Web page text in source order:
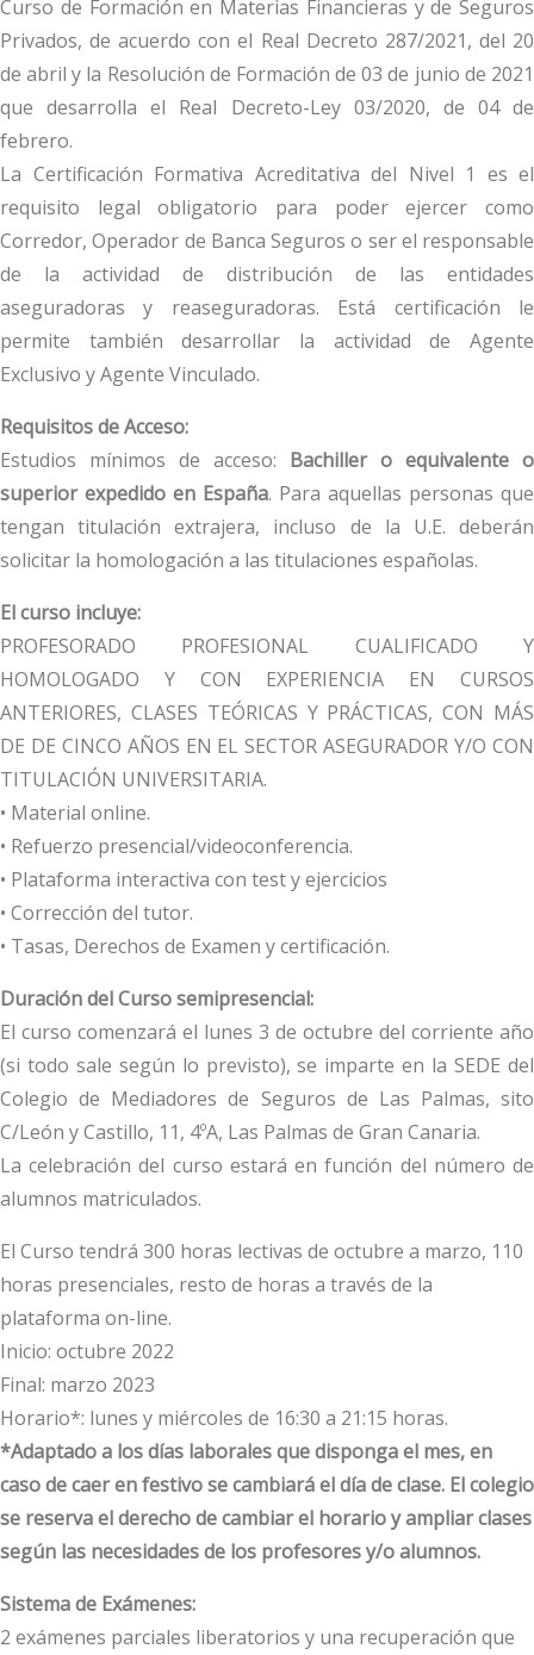
Curso de Formación en Materias Financieras y de Seguros
Privados, de acuerdo con el Real Decreto 287/2021, del 20
de abril y la Resolución de Formación de 03 de junio de 2021
que desarrolla el Real Decreto-Ley 03/2020, de 04 de
febrero.
La Certificación Formativa Acreditativa del Nivel 1 es el
requisito legal obligatorio para poder ejercer como
Corredor, Operador de Banca Seguros o ser el responsable
de la actividad de distribución de las entidades
aseguradoras y reaseguradoras. Está certificación le
permite también desarrollar la actividad de Agente
Exclusivo y Agente Vinculado.
Requisitos de Acceso:
Estudios mínimos de acceso: Bachiller o equivalente o
superior expedido en España. Para aquellas personas que
tengan titulación extrajera, incluso de la U.E. deberán
solicitar la homologación a las titulaciones españolas.
El curso incluye:
PROFESORADO PROFESIONAL CUALIFICADO Y
HOMOLOGADO Y CON EXPERIENCIA EN CURSOS
ANTERIORES, CLASES TEÓRICAS Y PRÁCTICAS, CON MÁS
DE DE CINCO AÑOS EN EL SECTOR ASEGURADOR Y/O CON
TITULACIÓN UNIVERSITARIA.
• Material online.
• Refuerzo presencial/videoconferencia.
• Plataforma interactiva con test y ejercicios
• Corrección del tutor.
• Tasas, Derechos de Examen y certificación.
Duración del Curso semipresencial:
El curso comenzará el lunes 3 de octubre del corriente año
(si todo sale según lo previsto), se imparte en la SEDE del
Colegio de Mediadores de Seguros de Las Palmas, sito
C/León y Castillo, 11, 4ºA, Las Palmas de Gran Canaria.
La celebración del curso estará en función del número de
alumnos matriculados.
El Curso tendrá 300 horas lectivas de octubre a marzo, 110
horas presenciales, resto de horas a través de la
plataforma on-line.
Inicio: octubre 2022
Final: marzo 2023
Horario*: lunes y miércoles de 16:30 a 21:15 horas.
*Adaptado a los días laborales que disponga el mes, en
caso de caer en festivo se cambiará el día de clase. El colegio
se reserva el derecho de cambiar el horario y ampliar clases
según las necesidades de los profesores y/o alumnos.
Sistema de Exámenes:
2 exámenes parciales liberatorios y una recuperación que